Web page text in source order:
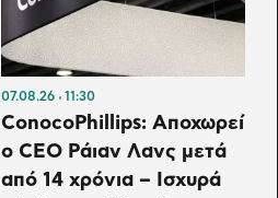
07.08.26 11:30
ConocoPhillips: Αποχωρεί
ο CEO Ράιαν Λανς μετά
από 14 χρόνια – Ισχυρά